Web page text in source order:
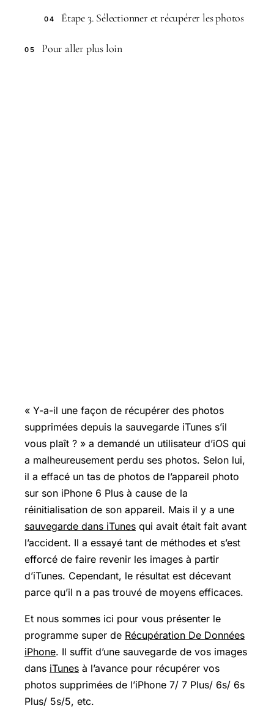
04 Étape 3. Sélectionner et récupérer les photos
05 Pour aller plus loin
« Y-a-il une façon de récupérer des photos
supprimées depuis la sauvegarde iTunes s’il
vous plaît ? » a demandé un utilisateur d’iOS qui
a malheureusement perdu ses photos. Selon lui,
il a effacé un tas de photos de l’appareil photo
sur son iPhone 6 Plus à cause de la
réinitialisation de son appareil. Mais il y a une
sauvegarde dans iTunes qui avait était fait avant
l’accident. Il a essayé tant de méthodes et s’est
efforcé de faire revenir les images à partir
d’iTunes. Cependant, le résultat est décevant
parce qu’il n a pas trouvé de moyens efficaces.
Et nous sommes ici pour vous présenter le
programme super de Récupération De Données
iPhone. Il suffit d’une sauvegarde de vos images
dans iTunes à l’avance pour récupérer vos
photos supprimées de l’iPhone 7/ 7 Plus/ 6s/ 6s
Plus/ 5s/5, etc.